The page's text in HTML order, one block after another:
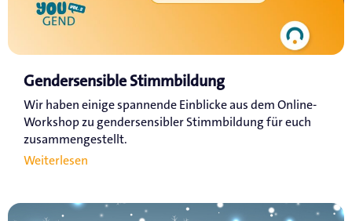
Gendersensible Stimmbildung
Wir haben einige spannende Einblicke aus dem Online-
Workshop zu gendersensibler Stimmbildung für euch
zusammengestellt.
Weiterlesen